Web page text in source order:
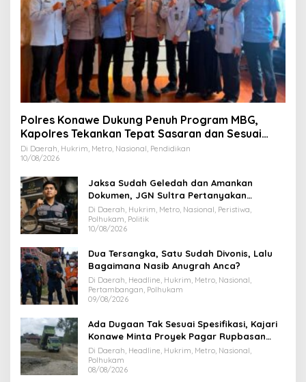
Polres Konawe Dukung Penuh Program MBG,
Kapolres Tekankan Tepat Sasaran dan Sesuai
Aturan
Di Daerah, Hukrim, Metro, Nasional, Pendidikan
10/08/2026
Jaksa Sudah Geledah dan Amankan
Dokumen, JGN Sultra Pertanyakan
Tersangka Dana Hibah Pilkada Bombana
Di Daerah, Hukrim, Metro, Nasional, Peristiwa,
Polhukam, Politik
10/08/2026
Dua Tersangka, Satu Sudah Divonis, Lalu
Bagaimana Nasib Anugrah Anca?
Di Daerah, Headline, Hukrim, Metro, Nasional,
Pertambangan, Polhukam
09/08/2026
Ada Dugaan Tak Sesuai Spesifikasi, Kajari
Konawe Minta Proyek Pagar Rupbasan
Rp1,9 Miliar Dihentikan
Di Daerah, Headline, Hukrim, Metro, Nasional,
Polhukam
08/08/2026